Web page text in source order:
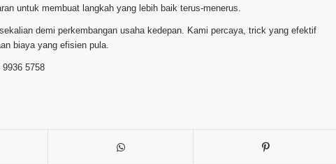
untuk membuat langkah yang lebih baik terus-menerus.
demi perkembangan usaha kedepan. Kami percaya, trick yang efektif
biaya yang efisien pula.
5758